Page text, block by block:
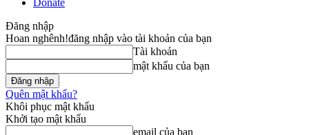
Donate
Đăng nhập
Hoan nghênh!đăng nhập vào tài khoản của bạn
Tài khoản
mật khẩu của bạn
Quên mật khẩu?
Khôi phục mật khẩu
Khởi tạo mật khẩu
email của bạn